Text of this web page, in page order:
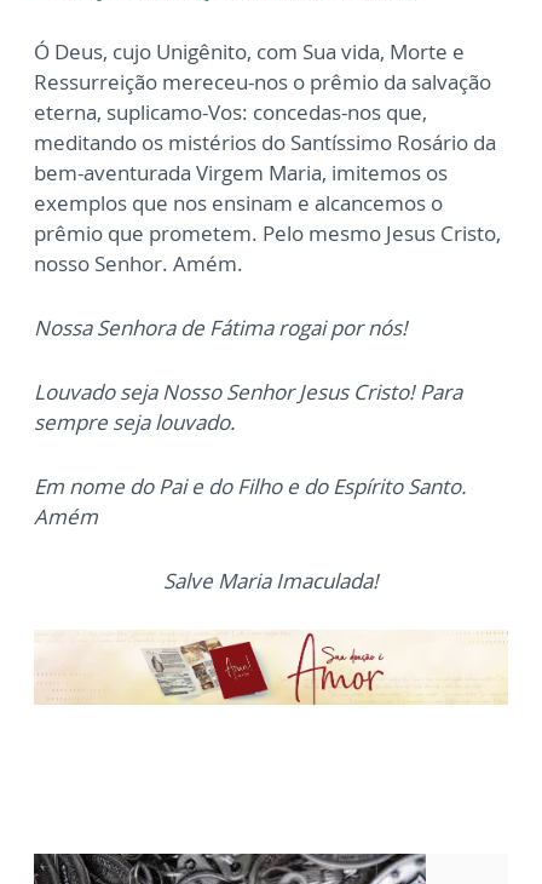
Ó Deus, cujo Unigênito, com Sua vida, Morte e
Ressurreição mereceu-nos o prêmio da salvação
eterna, suplicamo-Vos: concedas-nos que,
meditando os mistérios do Santíssimo Rosário da
bem-aventurada Virgem Maria, imitemos os
exemplos que nos ensinam e alcancemos o
prêmio que prometem. Pelo mesmo Jesus Cristo,
nosso Senhor. Amém.
Nossa Senhora de Fátima rogai por nós!
Louvado seja Nosso Senhor Jesus Cristo! Para
sempre seja louvado.
Em nome do Pai e do Filho e do Espírito Santo.
Amém
Salve Maria Imaculada!